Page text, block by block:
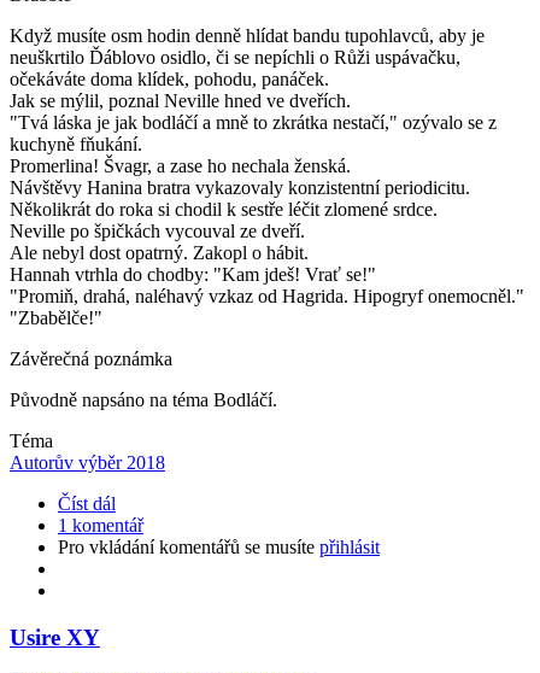
Když musíte osm hodin denně hlídat bandu tupohlavců, aby je
neuškrtilo Ďáblovo osidlo, či se nepíchli o Růži uspávačku,
očekáváte doma klídek, pohodu, panáček.
Jak se mýlil, poznal Neville hned ve dveřích.
"Tvá láska je jak bodláčí a mně to zkrátka nestačí," ozývalo se z
kuchyně fňukání.
Promerlina! Švagr, a zase ho nechala ženská.
Návštěvy Hanina bratra vykazovaly konzistentní periodicitu.
Několikrát do roka si chodil k sestře léčit zlomené srdce.
Neville po špičkách vycouval ze dveří.
Ale nebyl dost opatrný. Zakopl o hábit.
Hannah vtrhla do chodby: "Kam jdeš! Vrať se!"
"Promiň, drahá, naléhavý vzkaz od Hagrida. Hipogryf onemocněl."
"Zbabělče!"
Závěrečná poznámka
Původně napsáno na téma Bodláčí.
Téma
Autorův výběr 2018
Číst dál
1 komentář
Pro vkládání komentářů se musíte přihlásit
Usire XY